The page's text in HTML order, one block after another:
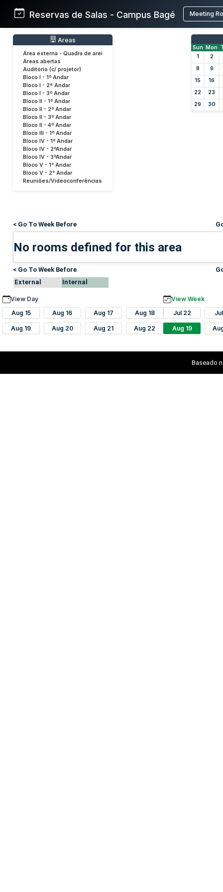
Reservas de Salas - Campus Bagé Meeting
Areas
Área externa - Quadra de arei
Áreas abertas
Auditório (c/ projetor)
Bloco I - 1º Andar
Bloco I - 2ª Andar
Bloco I - 3º Andar
Bloco II - 1º Andar
Bloco II - 2º Andar
Bloco II - 3º Andar
Bloco II - 4º Andar
Bloco III - 1º Andar
Bloco IV - 1º Andar
Bloco IV - 2ºAndar
Bloco IV - 3ºAndar
Bloco V - 1° Andar
Bloco V - 2° Andar
Reuniões/Videoconferências
Sun Mon
1
2
8
9
15
16
22
23
29
30
< Go To Week Before
No rooms defined for this area
< Go To Week Before
External
Internal
View Day
Aug 15
Aug 16 Aug 17 Aug 18
Aug 19 Aug 20 Aug 21 Aug 22
View Week
Jul 22
Aug 19
Baseado